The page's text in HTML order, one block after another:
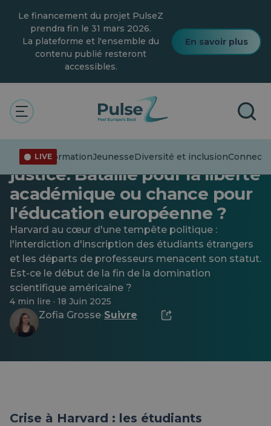
content
Le financement du projet PulseZ
prendra fin le 31 mars 2026.
La plateforme et l'ensemble du
contenu publié resteront
accessibles.
En savoir plus
LIVE
DésinformationJeunesseDiversité et inclusion
Actualités Jeunesse
Harvard poursuit
l'administration Trump en
justice. Bataille pour la liberté
académique ou chance pour
l'éducation européenne ?
Harvard au cœur d'une tempête politique :
l'interdiction d'inscription des étudiants étrangers
et les départs de professeurs menacent son statut.
Est-ce le début de la fin de la domination
scientifique américaine ?
4 min lire · 18 Juin 2025
Zofia Grosse· Suivre
Crise à Harvard : les étudiants